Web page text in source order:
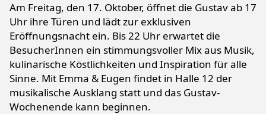
Am Freitag, den 17. Oktober, öffnet die Gustav ab 17
Uhr ihre Türen und lädt zur exklusiven
Eröffnungsnacht ein. Bis 22 Uhr erwartet die
BesucherInnen ein stimmungsvoller Mix aus Musik,
kulinarische Köstlichkeiten und Inspiration für alle
Sinne. Mit Emma & Eugen findet in Halle 12 der
musikalische Ausklang statt und das Gustav-
Wochenende kann beginnen.